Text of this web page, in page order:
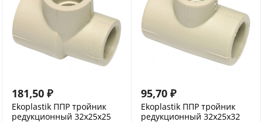
181,50 ₽
Ekoplastik ППР тройник
редукционный 32x25x25
95,70 ₽
Ekoplastik ППР тройник
редукционный 32x25x32